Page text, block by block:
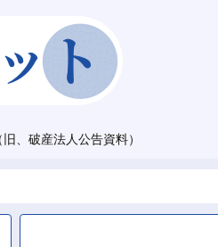
、破産法人公告資料）